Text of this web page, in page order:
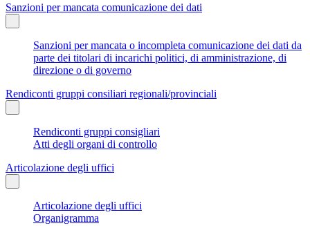
Sanzioni per mancata comunicazione dei dati
Sanzioni per mancata o incompleta comunicazione dei dati da
parte dei titolari di incarichi politici, di amministrazione, di
direzione o di governo
Rendiconti gruppi consiliari regionali/provinciali
Rendiconti gruppi consigliari
Atti degli organi di controllo
Articolazione degli uffici
Articolazione degli uffici
Organigramma